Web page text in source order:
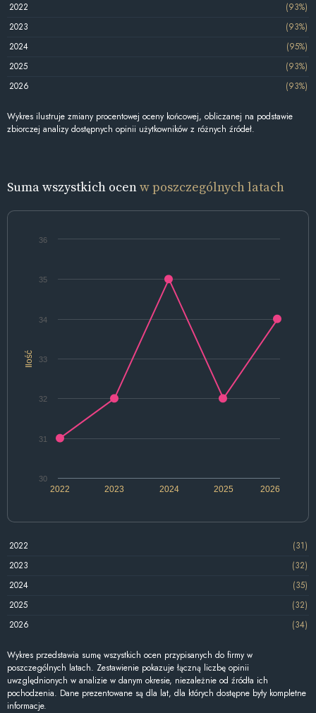
2022
(93%)
2023
(93%)
2024
(95%)
2025
(93%)
2026
(93%)
Wykres ilustruje zmiany procentowej oceny końcowej, obliczanej na podstawie
zbiorczej analizy dostępnych opinii użytkowników z różnych źródeł.
Suma wszystkich ocenw poszczególnych latach
Ilość
2022 2024 2026
2023 2025
30
31
32
33
34
35
36
2022
(31)
2023
(32)
2024
(35)
2025
(32)
2026
(34)
Wykres przedstawia sumę wszystkich ocen przypisanych do firmy w
poszczególnych latach. Zestawienie pokazuje łączną liczbę opinii
uwzględnionych w analizie w danym okresie, niezależnie od źródła ich
pochodzenia. Dane prezentowane są dla lat, dla których dostępne były kompletne
informacje.